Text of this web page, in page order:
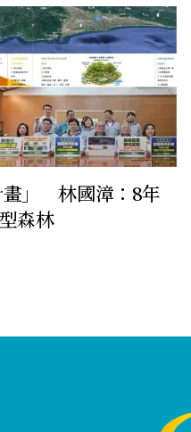
畫」 林國漳：8年
森林